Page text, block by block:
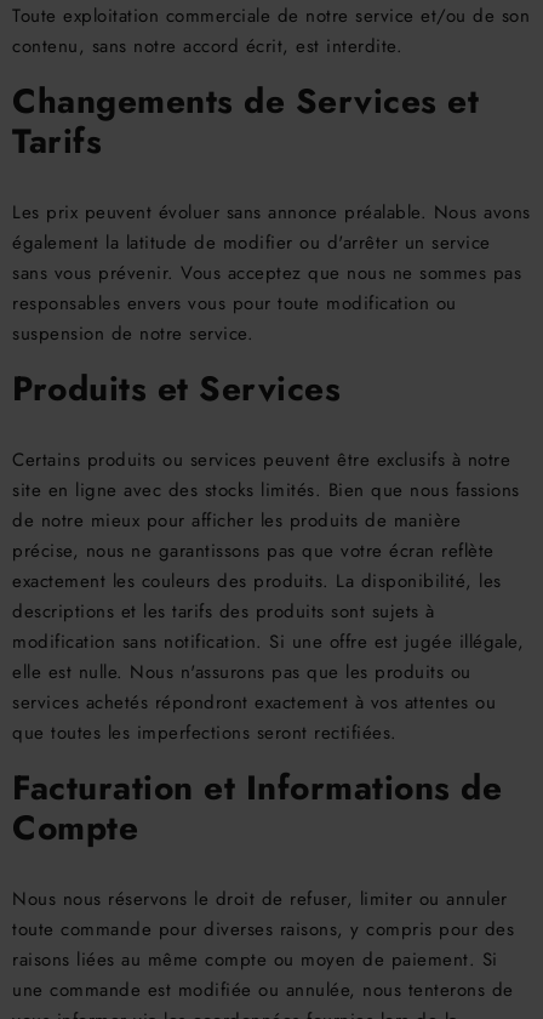
Toute exploitation commerciale de notre service et/ou de son
contenu, sans notre accord écrit, est interdite.
Changements de Services et
Tarifs
Les prix peuvent évoluer sans annonce préalable. Nous avons
également la latitude de modifier ou d'arrêter un service
sans vous prévenir. Vous acceptez que nous ne sommes pas
responsables envers vous pour toute modification ou
suspension de notre service.
Produits et Services
Certains produits ou services peuvent être exclusifs à notre
site en ligne avec des stocks limités. Bien que nous fassions
de notre mieux pour afficher les produits de manière
précise, nous ne garantissons pas que votre écran reflète
exactement les couleurs des produits. La disponibilité, les
descriptions et les tarifs des produits sont sujets à
modification sans notification. Si une offre est jugée illégale,
elle est nulle. Nous n'assurons pas que les produits ou
services achetés répondront exactement à vos attentes ou
que toutes les imperfections seront rectifiées.
Facturation et Informations de
Compte
Nous nous réservons le droit de refuser, limiter ou annuler
toute commande pour diverses raisons, y compris pour des
raisons liées au même compte ou moyen de paiement. Si
une commande est modifiée ou annulée, nous tenterons de